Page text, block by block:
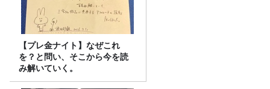
【プレ金ナイト】なぜこれ
を？と問い、そこから今を読
み解いていく。